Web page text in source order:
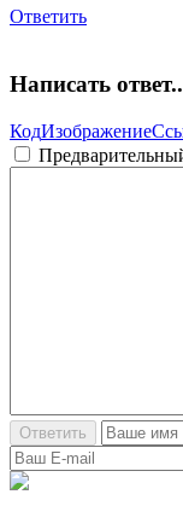
Ответить
Написать
КодИзображение